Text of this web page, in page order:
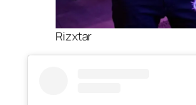
Rizxtar